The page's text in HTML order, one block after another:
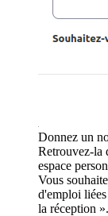
Donnez un
Retrouvez-la
espace
Vous
d'emploi
la réception ».